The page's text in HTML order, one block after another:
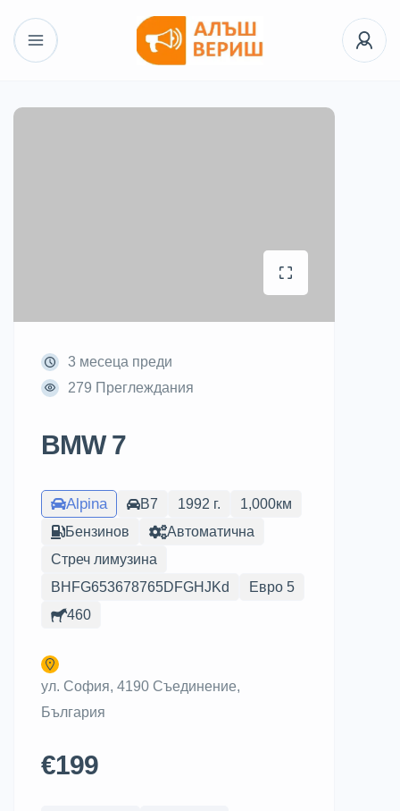
3 месеца преди
279 Преглеждания
BMW 7
Alpina B7 1992 г.
1,000км
Бензинов
Автоматична
Стреч лимузина
BHFG653678765DFGHJKd
Евро 5
460
ул. София, 4190 Съединение,
България
€199